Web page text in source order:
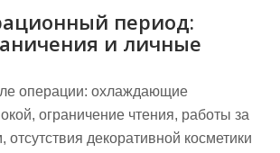
период:
и личные
операции: охлаждающие
ограничение чтения, работы за
отсутствия декоративной косметики